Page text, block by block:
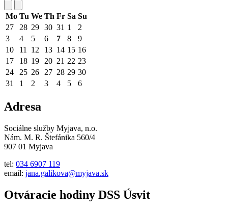
Mo Tu We Th Fr Sa Su
27
28 29 30 31 1
2
3
4 5 6 7 8
9
10
11 12 13 14 15 16
17
18 19 20 21 22 23
24
25 26 27 28 29 30
31
1 2 3 4 5 6
Adresa
Sociálne služby Myjava, n.o.
Nám. M. R. Štefánika 560/4
907 01 Myjava
tel: 034 6907 119
email: jana.galikova@myjava.sk
Otváracie hodiny DSS Úsvit